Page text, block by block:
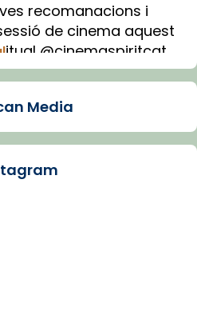
recomanacions i
de cinema aquest
itual @cinemaspiritcat
IA (OpenAI)
Barcelona
Media